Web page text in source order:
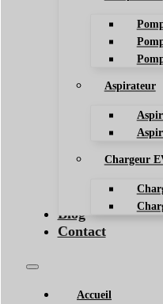
Aspirateur
Chargeur
Blog
Contact
Accueil